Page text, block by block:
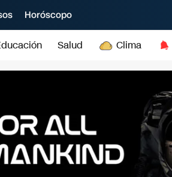
Horóscopo
Salud Clima